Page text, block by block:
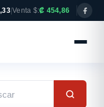
| Venta $:₡ 454,86